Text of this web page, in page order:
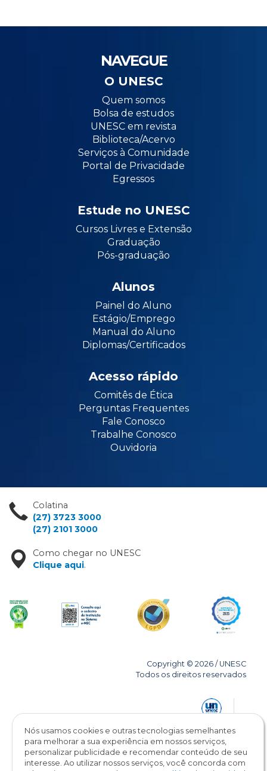
NAVEGUE
O UNESC
Quem somos
Bolsa de estudos
UNESC em revista
Biblioteca/Acervo
Serviços à Comunidade
Portal de Privacidade
Egressos
Estude no UNESC
Cursos Livres e Extensão
Graduação
Pós-graduação
Alunos
Painel do Aluno
Estágio/Emprego
Manual do Aluno
Diplomas/Certificados
Acesso rápido
Comitês de Ética
Perguntas Frequentes
Fale Conosco
Trabalhe Conosco
Ouvidoria
Colatina
(27) 3723 3000
(27) 2101 3000
Como chegar no UNESC
Clique aqui.
Copyright © 2026 / UNESC
Todos os direitos reservados
Nós usamos cookies e outras tecnologias semelhantes
para melhorar a sua experiência em nossos serviços,
personalizar publicidade e recomendar conteúdo de seu
interesse. Ao utilizar nossos serviços, você concorda com